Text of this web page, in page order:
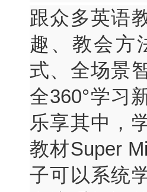
跟众多英语
趣、教会方
式、全场景
全360°学习
乐享其中，
教材Super
子可以系统